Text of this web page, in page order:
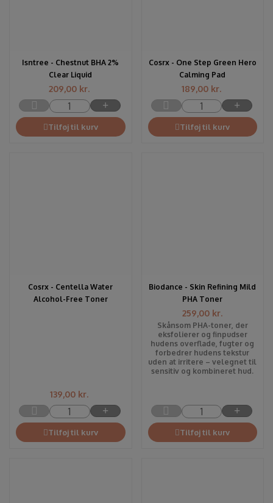
Isntree - Chestnut BHA 2%
Clear Liquid
209,00 kr.
Tilføj til kurv
Cosrx - One Step Green Hero
Calming Pad
189,00 kr.
Tilføj til kurv
Cosrx - Centella Water
Alcohol-Free Toner
139,00 kr.
Tilføj til kurv
Biodance - Skin Refining Mild
PHA Toner
259,00 kr.
Skånsom PHA-toner, der
eksfolierer og finpudser
hudens overflade, fugter og
forbedrer hudens tekstur
uden at irritere – velegnet til
sensitiv og kombineret hud.
Tilføj til kurv